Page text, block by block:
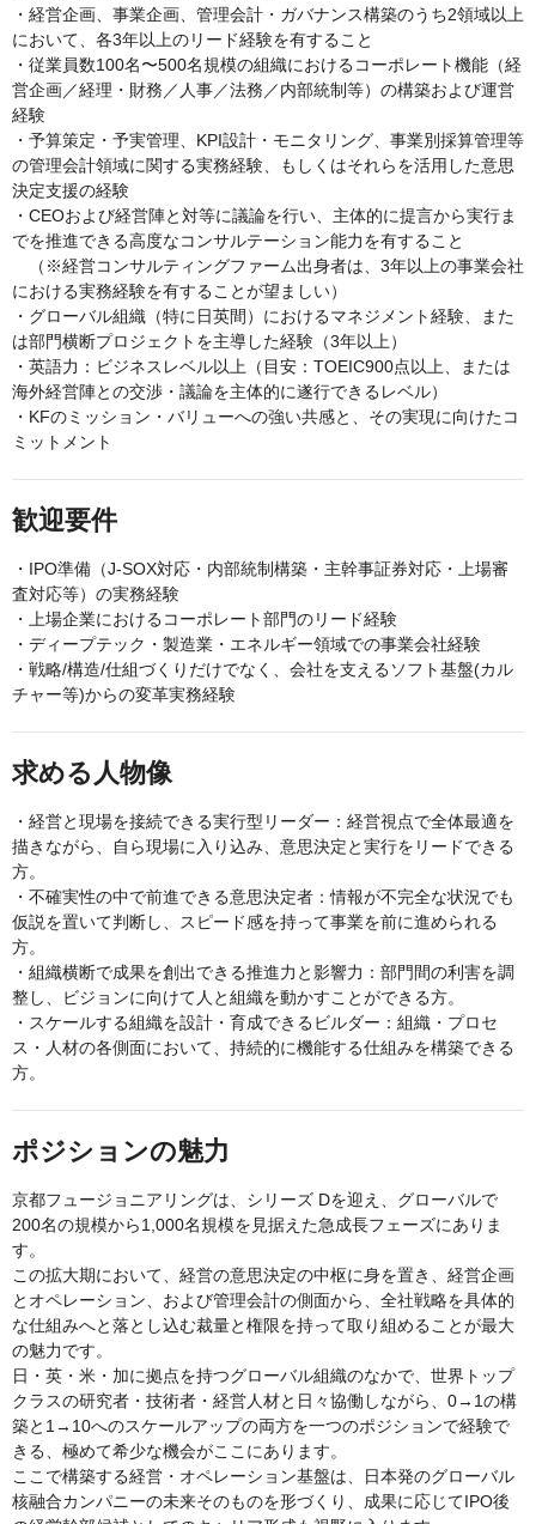
・経営企画、事業企画、管理会計・ガバナンス構築のうち2領域以上
において、各3年以上のリード経験を有すること
・従業員数100名〜500名規模の組織におけるコーポレート機能（経
営企画／経理・財務／人事／法務／内部統制等）の構築および運営
経験
・予算策定・予実管理、KPI設計・モニタリング、事業別採算管理等
の管理会計領域に関する実務経験、もしくはそれらを活用した意思
決定支援の経験
・CEOおよび経営陣と対等に議論を行い、主体的に提言から実行ま
でを推進できる高度なコンサルテーション能力を有すること
（※経営コンサルティングファーム出身者は、3年以上の事業会社
における実務経験を有することが望ましい）
・グローバル組織（特に日英間）におけるマネジメント経験、また
は部門横断プロジェクトを主導した経験（3年以上）
・英語力：ビジネスレベル以上（目安：TOEIC900点以上、または
海外経営陣との交渉・議論を主体的に遂行できるレベル）
・KFのミッション・バリューへの強い共感と、その実現に向けたコ
ミットメント
歓迎要件
・IPO準備（J-SOX対応・内部統制構築・主幹事証券対応・上場審
査対応等）の実務経験
・上場企業におけるコーポレート部門のリード経験
・ディープテック・製造業・エネルギー領域での事業会社経験
・戦略/構造/仕組づくりだけでなく、会社を支えるソフト基盤(カル
チャー等)からの変革実務経験
求める人物像
・経営と現場を接続できる実行型リーダー：経営視点で全体最適を
描きながら、自ら現場に入り込み、意思決定と実行をリードできる
方。
・不確実性の中で前進できる意思決定者：情報が不完全な状況でも
仮説を置いて判断し、スピード感を持って事業を前に進められる
方。
・組織横断で成果を創出できる推進力と影響力：部門間の利害を調
整し、ビジョンに向けて人と組織を動かすことができる方。
・スケールする組織を設計・育成できるビルダー：組織・プロセ
ス・人材の各側面において、持続的に機能する仕組みを構築できる
方。
ポジションの魅力
京都フュージョニアリングは、シリーズ Dを迎え、グローバルで
200名の規模から1,000名規模を見据えた急成長フェーズにありま
す。
この拡大期において、経営の意思決定の中枢に身を置き、経営企画
とオペレーション、および管理会計の側面から、全社戦略を具体的
な仕組みへと落とし込む裁量と権限を持って取り組めることが最大
の魅力です。
日・英・米・加に拠点を持つグローバル組織のなかで、世界トップ
クラスの研究者・技術者・経営人材と日々協働しながら、0→1の構
築と1→10へのスケールアップの両方を一つのポジションで経験で
きる、極めて希少な機会がここにあります。
ここで構築する経営・オペレーション基盤は、日本発のグローバル
核融合カンパニーの未来そのものを形づくり、成果に応じてIPO後